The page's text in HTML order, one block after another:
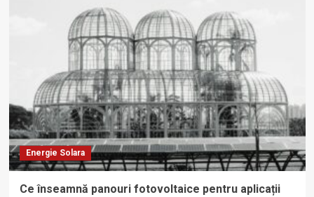
Energie Solara
Ce înseamnă panouri fotovoltaice pentru aplicații